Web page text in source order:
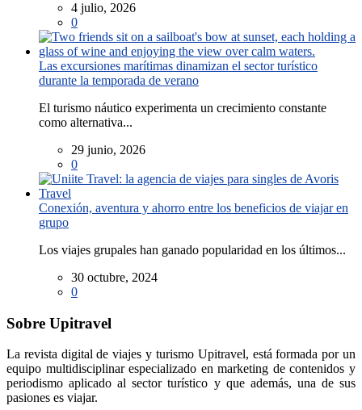
4 julio, 2026
0
Las excursiones marítimas dinamizan el sector turístico
durante la temporada de verano
El turismo náutico experimenta un crecimiento constante
como alternativa...
29 junio, 2026
0
Conexión, aventura y ahorro entre los beneficios de viajar en
grupo
Los viajes grupales han ganado popularidad en los últimos...
30 octubre, 2024
0
Sobre Upitravel
La revista digital de viajes y turismo Upitravel, está formada por un
equipo multidisciplinar especializado en marketing de contenidos y
periodismo aplicado al sector turístico y que además, una de sus
pasiones es viajar.